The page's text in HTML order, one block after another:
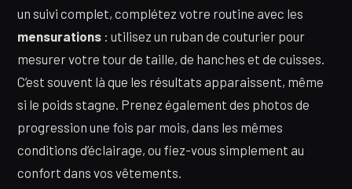
un suivi complet, complétez votre routine avec les
mensurations : utilisez un ruban de couturier pour
mesurer votre tour de taille, de hanches et de cuisses.
C’est souvent là que les résultats apparaissent, même
si le poids stagne. Prenez également des photos de
progression une fois par mois, dans les mêmes
conditions d’éclairage, ou fiez-vous simplement au
confort dans vos vêtements.